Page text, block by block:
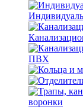
ПВХ